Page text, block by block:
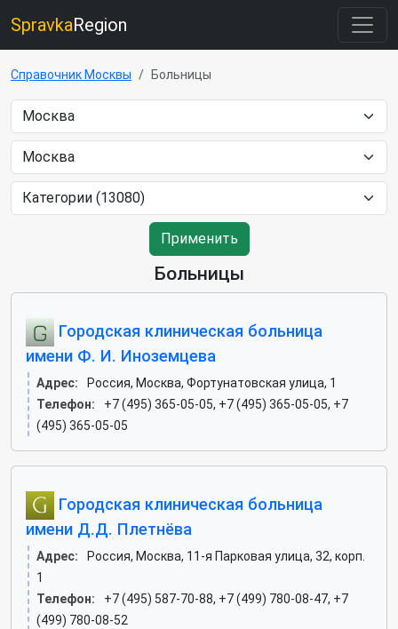
SpravkaRegion
Справочник Москвы Больницы
Применить
Больницы
Городская клиническая больница
имени Ф. И. Иноземцева
Адрес:
Россия, Москва, Фортунатовская улица, 1
Телефон:
+7 (495) 365-05-05, +7 (495) 365-05-05, +7
(495) 365-05-05
Городская клиническая больница
имени Д.Д. Плетнёва
Адрес:
Россия, Москва, 11-я Парковая улица, 32, корп.
1
Телефон:
+7 (495) 587-70-88, +7 (499) 780-08-47, +7
(499) 780-08-52